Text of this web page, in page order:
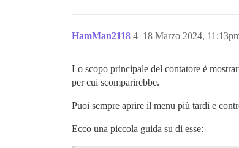
HamMan2118 18 Marzo 2024,
4
Lo scopo principale del contatore è
per cui scomparirebbe.
Puoi sempre aprire il menu più tardi e
Ecco una piccola guida su di esse: